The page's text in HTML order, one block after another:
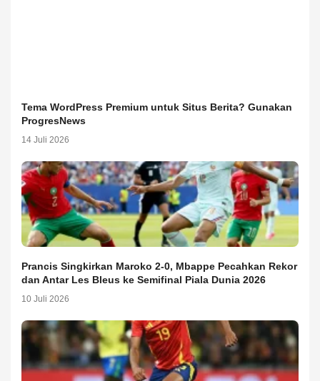
Tema WordPress Premium untuk Situs Berita? Gunakan
ProgresNews
14 Juli 2026
Prancis Singkirkan Maroko 2-0, Mbappe Pecahkan Rekor
dan Antar Les Bleus ke Semifinal Piala Dunia 2026
10 Juli 2026